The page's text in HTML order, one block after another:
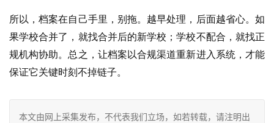
所以，档案在自己手里，别拖。越早处理，后面越省心。如
果学校合并了，就找合并后的新学校；学校不配合，就找正
规机构协助。总之，让档案以合规渠道重新进入系统，才能
保证它关键时刻不掉链子。
本文由网上采集发布，不代表我们立场，如若转载，请注明出